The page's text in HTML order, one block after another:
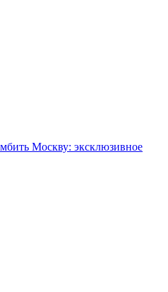
Москву: эксклюзивное